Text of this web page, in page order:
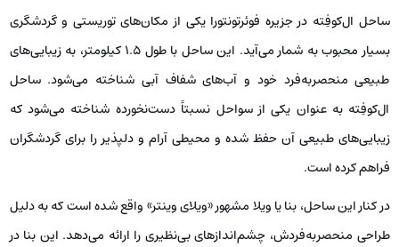
ساحل ال‌کوفِته در جزیره فوئرتونتورا یکی از مکان‌های توریستی و گردشگری
بسیار محبوب به شمار می‌آید. این ساحل با طول ۱.۵ کیلومتر، به زیبایی‌های
طبیعی منحصربه‌فرد خود و آب‌های شفاف آبی شناخته می‌شود. ساحل
ال‌کوفِته به عنوان یکی از سواحل نسبتاً دست‌نخورده شناخته می‌شود که
زیبایی‌های طبیعی آن حفظ شده و محیطی آرام و دلپذیر را برای گردشگران
فراهم کرده است.
در کنار این ساحل، بنا یا ویلا مشهور «ویلای وینتر» واقع شده است که به دلیل
طراحی منحصربه‌فردش، چشم‌اندازهای بی‌نظیری را ارائه می‌دهد. این بنا در